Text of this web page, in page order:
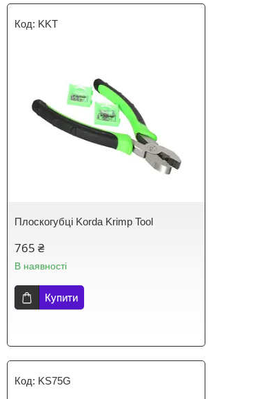
KKT
Плоскогубці Korda Krimp Tool
765 ₴
В наявності
Купити
KS75G